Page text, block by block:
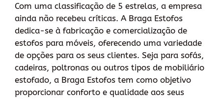
Com uma classificação de 5 estrelas, a empresa
ainda não recebeu críticas. A Braga Estofos
dedica-se à fabricação e comercialização de
estofos para móveis, oferecendo uma variedade
de opções para os seus clientes. Seja para sofás,
cadeiras, poltronas ou outros tipos de mobiliário
estofado, a Braga Estofos tem como objetivo
proporcionar conforto e qualidade aos seus